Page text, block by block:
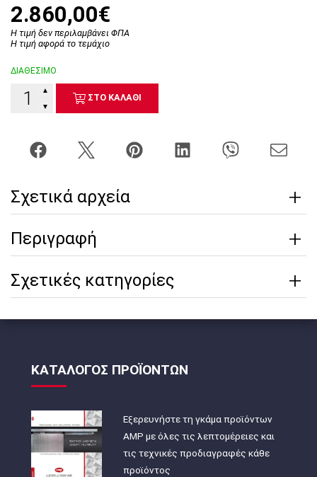
2.860,00€
Η τιμή δεν περιλαμβάνει ΦΠΑ
Η τιμή αφορά το τεμάχιο
ΔΙΑΘΕΣΙΜΟ
▼
▲
ΣΤΟ ΚΑΛΑΘΙ
Σχετικά αρχεία
Περιγραφή
Σχετικές κατηγορίες
ΚΑΤΑΛΟΓΟΣ ΠΡΟΪΟΝΤΩΝ
Εξερευνήστε τη γκάμα προϊόντων
AMP με όλες τις λεπτομέρειες και
τις τεχνικές προδιαγραφές κάθε
προϊόντος